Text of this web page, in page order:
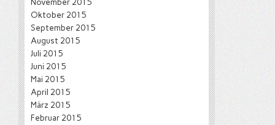
Oktober 2015
September 2015
August 2015
Juli 2015
Juni 2015
Mai 2015
April 2015
März 2015
Februar 2015